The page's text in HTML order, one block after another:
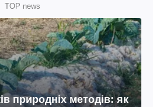
TOP news
природніх методів: як